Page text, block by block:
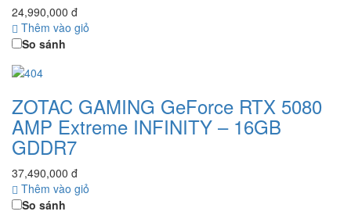
24,990,000 đ
Thêm vào giỏ
So sánh
ZOTAC GAMING GeForce RTX 5080
AMP Extreme INFINITY – 16GB
GDDR7
37,490,000 đ
Thêm vào giỏ
So sánh